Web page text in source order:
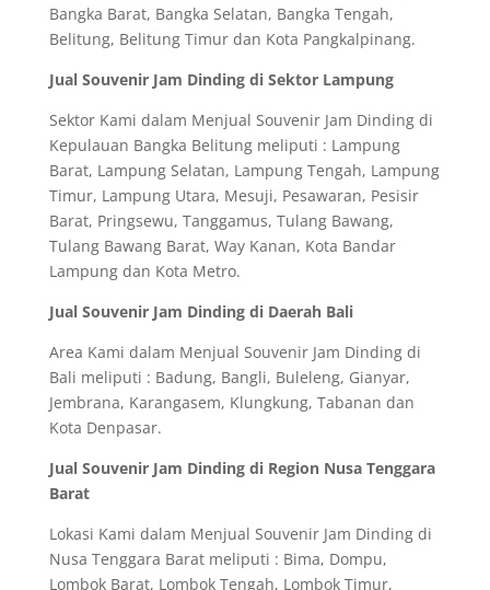
Bangka Barat, Bangka Selatan, Bangka Tengah,
Belitung, Belitung Timur dan Kota Pangkalpinang.
Jual Souvenir Jam Dinding di Sektor Lampung
Sektor Kami dalam Menjual Souvenir Jam Dinding di
Kepulauan Bangka Belitung meliputi : Lampung
Barat, Lampung Selatan, Lampung Tengah, Lampung
Timur, Lampung Utara, Mesuji, Pesawaran, Pesisir
Barat, Pringsewu, Tanggamus, Tulang Bawang,
Tulang Bawang Barat, Way Kanan, Kota Bandar
Lampung dan Kota Metro.
Jual Souvenir Jam Dinding di Daerah Bali
Area Kami dalam Menjual Souvenir Jam Dinding di
Bali meliputi : Badung, Bangli, Buleleng, Gianyar,
Jembrana, Karangasem, Klungkung, Tabanan dan
Kota Denpasar.
Jual Souvenir Jam Dinding di Region Nusa Tenggara
Barat
Lokasi Kami dalam Menjual Souvenir Jam Dinding di
Nusa Tenggara Barat meliputi : Bima, Dompu,
Lombok Barat, Lombok Tengah, Lombok Timur,